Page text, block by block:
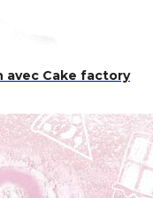
avec Cake factory